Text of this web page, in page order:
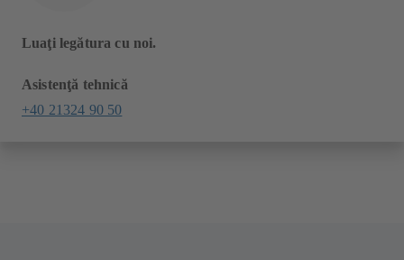
Luaţi legătura cu noi.
Asistenţă tehnică
+40 21324 90 50